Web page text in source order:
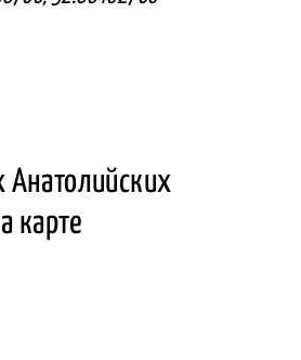
Анатолийских
карте